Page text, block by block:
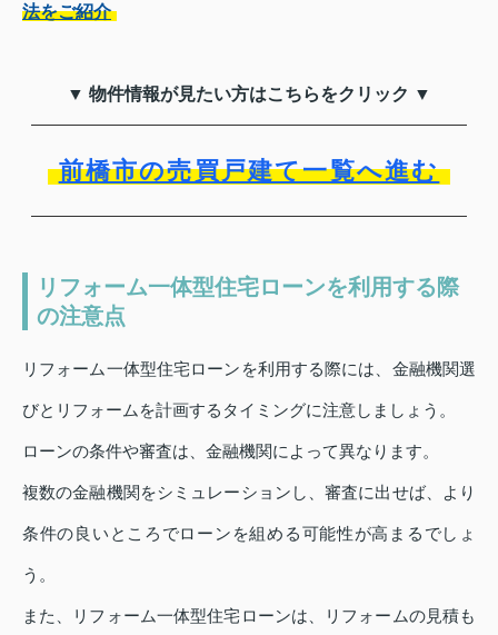
法をご紹介
▼ 物件情報が見たい方はこちらをクリック ▼
前橋市の売買戸建て一覧へ進む
リフォーム一体型住宅ローンを利用する際
の注意点
リフォーム一体型住宅ローンを利用する際には、金融機関選
びとリフォームを計画するタイミングに注意しましょう。
ローンの条件や審査は、金融機関によって異なります。
複数の金融機関をシミュレーションし、審査に出せば、より
条件の良いところでローンを組める可能性が高まるでしょ
う。
また、リフォーム一体型住宅ローンは、リフォームの見積も